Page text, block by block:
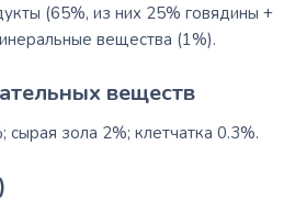
(65%, из них 25% говядины +
вещества (1%).
веществ
зола 2%; клетчатка 0.3%.